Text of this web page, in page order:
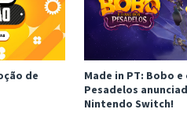
de
Made in PT: Bobo e
Pesadelos
Nintendo Switch!